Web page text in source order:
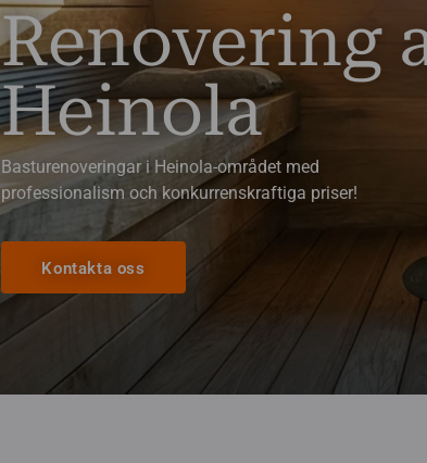
Renovering
Heinola
Basturenoveringar i Heinola-området med
professionalism och konkurrenskraftiga priser!
Kontakta oss